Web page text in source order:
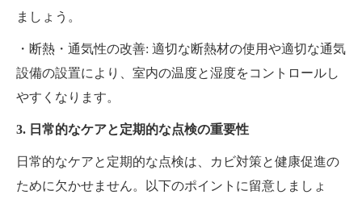
ましょう。
・断熱・通気性の改善: 適切な断熱材の使用や適切な通気
設備の設置により、室内の温度と湿度をコントロールし
やすくなります。
3. 日常的なケアと定期的な点検の重要性
日常的なケアと定期的な点検は、カビ対策と健康促進の
ために欠かせません。以下のポイントに留意しましょ